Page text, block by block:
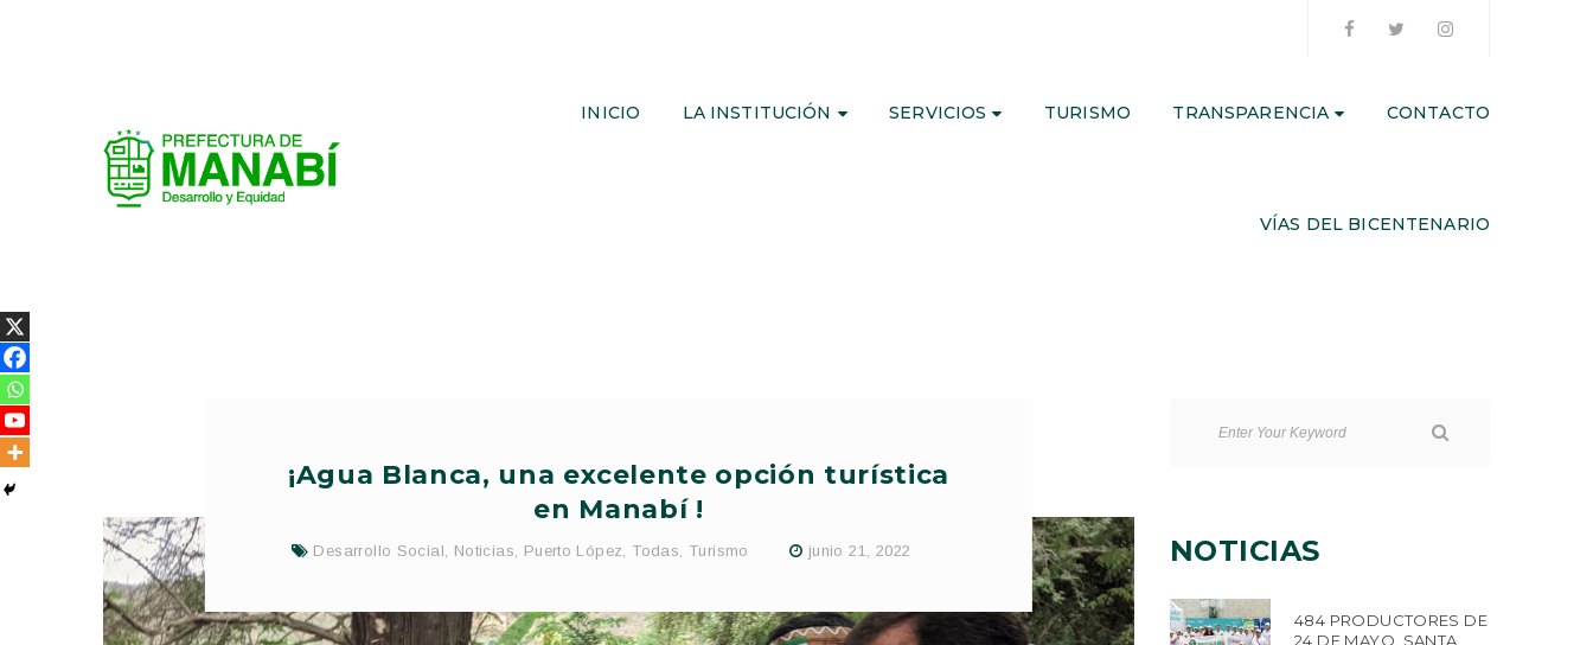
INICIO LA INSTITUCIÓN SERVICIOS TURISMO TRANSPARENCIA CONTACTO
VÍAS DEL BICENTENARIO
¡Agua Blanca, una excelente opción turística
en Manabí !
Desarrollo Social, Noticias, Puerto López, Todas, Turismo junio 21, 2022 NOTICIAS
484 PRODUCTORES DE
24 DE MAYO, SANTA